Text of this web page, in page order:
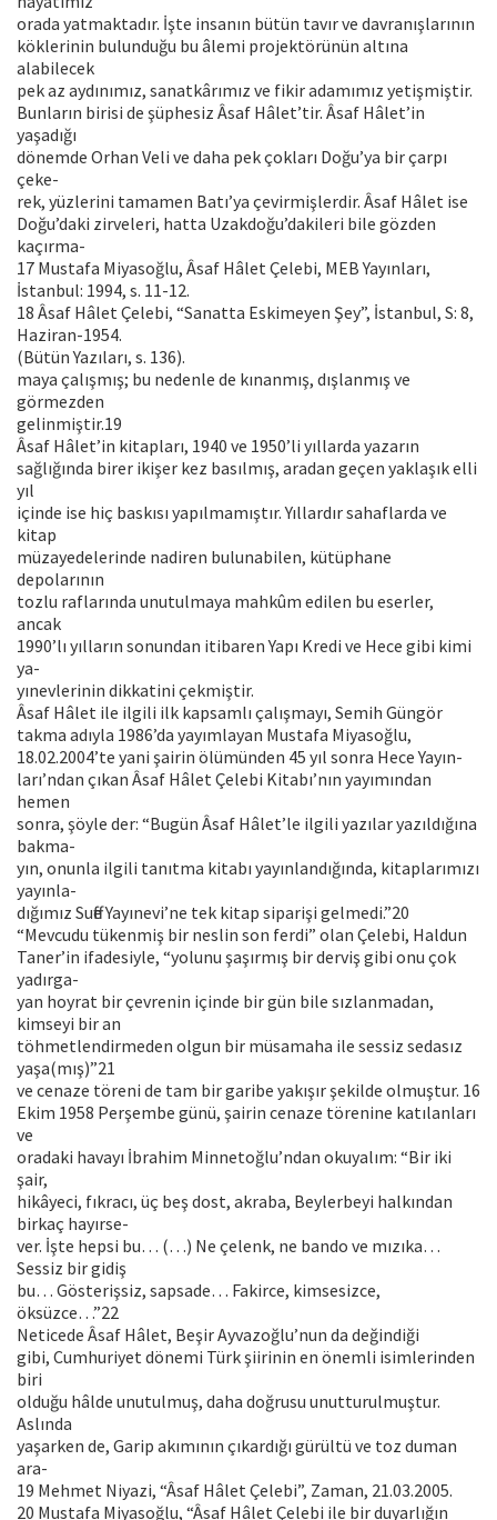
orada yatmaktadır. İşte insanın bütün tavır ve davranışlarının
köklerinin bulunduğu bu âlemi projektörünün altına
alabilecek
pek az aydınımız, sanatkârımız ve fikir adamımız yetişmiştir.
Bunların birisi de şüphesiz Âsaf Hâlet’tir. Âsaf Hâlet’in
yaşadığı
dönemde Orhan Veli ve daha pek çokları Doğu’ya bir çarpı
çeke-
rek, yüzlerini tamamen Batı’ya çevirmişlerdir. Âsaf Hâlet ise
Doğu’daki zirveleri, hatta Uzakdoğu’dakileri bile gözden
kaçırma-
17 Mustafa Miyasoğlu, Âsaf Hâlet Çelebi, MEB Yayınları,
İstanbul: 1994, s. 11-12.
18 Âsaf Hâlet Çelebi, “Sanatta Eskimeyen Şey”, İstanbul, S: 8,
Haziran-1954.
(Bütün Yazıları, s. 136).
maya çalışmış; bu nedenle de kınanmış, dışlanmış ve
görmezden
gelinmiştir.19
Âsaf Hâlet’in kitapları, 1940 ve 1950’li yıllarda yazarın
sağlığında birer ikişer kez basılmış, aradan geçen yaklaşık elli
yıl
içinde ise hiç baskısı yapılmamıştır. Yıllardır sahaflarda ve
kitap
müzayedelerinde nadiren bulunabilen, kütüphane
depolarının
tozlu raflarında unutulmaya mahkûm edilen bu eserler,
ancak
1990’lı yılların sonundan itibaren Yapı Kredi ve Hece gibi kimi
ya-
yınevlerinin dikkatini çekmiştir.
Âsaf Hâlet ile ilgili ilk kapsamlı çalışmayı, Semih Güngör
takma adıyla 1986’da yayımlayan Mustafa Miyasoğlu,
18.02.2004’te yani şairin ölümünden 45 yıl sonra Hece Yayın-
ları’ndan çıkan Âsaf Hâlet Çelebi Kitabı’nın yayımından
hemen
sonra, şöyle der: “Bugün Âsaf Hâlet’le ilgili yazılar yazıldığına
bakma-
yın, onunla ilgili tanıtma kitabı yayınlandığında, kitaplarımızı
yayınla-
dığımız Suffe Yayınevi’ne tek kitap siparişi gelmedi.”20
“Mevcudu tükenmiş bir neslin son ferdi” olan Çelebi, Haldun
Taner’in ifadesiyle, “yolunu şaşırmış bir derviş gibi onu çok
yadırga-
yan hoyrat bir çevrenin içinde bir gün bile sızlanmadan,
kimseyi bir an
töhmetlendirmeden olgun bir müsamaha ile sessiz sedasız
yaşa(mış)”21
ve cenaze töreni de tam bir garibe yakışır şekilde olmuştur. 16
Ekim 1958 Perşembe günü, şairin cenaze törenine katılanları
ve
oradaki havayı İbrahim Minnetoğlu’ndan okuyalım: “Bir iki
şair,
hikâyeci, fıkracı, üç beş dost, akraba, Beylerbeyi halkından
birkaç hayırse-
ver. İşte hepsi bu… (…) Ne çelenk, ne bando ve mızıka…
Sessiz bir gidiş
bu… Gösterişsiz, sapsade… Fakirce, kimsesizce,
öksüzce…”22
Neticede Âsaf Hâlet, Beşir Ayvazoğlu’nun da değindiği
gibi, Cumhuriyet dönemi Türk şiirinin en önemli isimlerinden
biri
olduğu hâlde unutulmuş, daha doğrusu unutturulmuştur.
Aslında
yaşarken de, Garip akımının çıkardığı gürültü ve toz duman
ara-
19 Mehmet Niyazi, “Âsaf Hâlet Çelebi”, Zaman, 21.03.2005.
20 Mustafa Miyasoğlu, “Âsaf Hâlet Çelebi ile bir duyarlığın